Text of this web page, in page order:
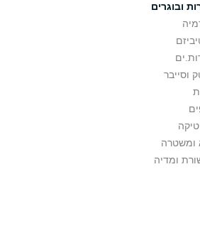
ובוגרים
וסייבר
ומשטרה
ומדיה